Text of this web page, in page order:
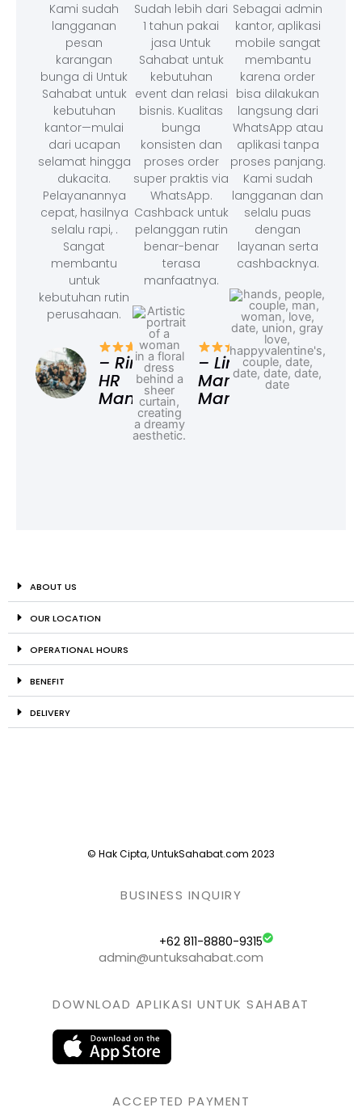
Kami sudah
langganan
pesan
karangan
bunga di Untuk
Sahabat untuk
kebutuhan
kantor—mulai
dari ucapan
selamat hingga
dukacita.
Pelayanannya
cepat, hasilnya
selalu rapi, .
Sangat
membantu
untuk
kebutuhan rutin
perusahaan.
– Rina,
HR
Manager
Sudah lebih dari
1 tahun pakai
jasa Untuk
Sahabat untuk
kebutuhan
event dan relasi
bisnis. Kualitas
bunga
konsisten dan
proses order
super praktis via
WhatsApp.
Cashback untuk
pelanggan rutin
benar-benar
terasa
manfaatnya.
– Linda,
Marketing
Manager
Sebagai admin
kantor, aplikasi
mobile sangat
membantu
karena order
bisa dilakukan
langsung dari
WhatsApp atau
aplikasi tanpa
proses panjang.
Kami sudah
langganan dan
selalu puas
dengan
layanan serta
cashbacknya.
ABOUT US
OUR LOCATION
OPERATIONAL HOURS
BENEFIT
DELIVERY
© Hak Cipta, UntukSahabat.com 2023
BUSINESS INQUIRY
+62 811-8880-9315
admin@untuksahabat.com
DOWNLOAD APLIKASI UNTUK SAHABAT
ACCEPTED PAYMENT